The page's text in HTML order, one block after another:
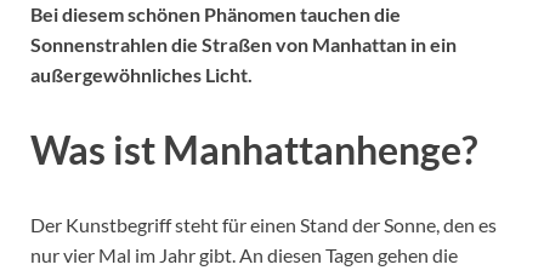
Bei diesem schönen Phänomen tauchen die
Sonnenstrahlen die Straßen von Manhattan in ein
außergewöhnliches Licht.
Was ist Manhattanhenge?
Der Kunstbegriff steht für einen Stand der Sonne, den es
nur vier Mal im Jahr gibt. An diesen Tagen gehen die